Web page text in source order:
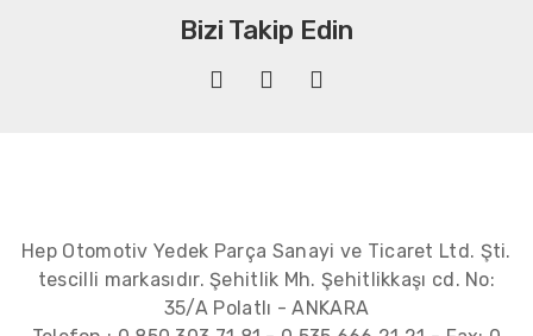
Bizi Takip Edin
Hep Otomotiv Yedek Parça Sanayi ve Ticaret Ltd. Şti.
tescilli markasıdır. Şehitlik Mh. Şehitlikkaşı cd. No:
35/A Polatlı - ANKARA